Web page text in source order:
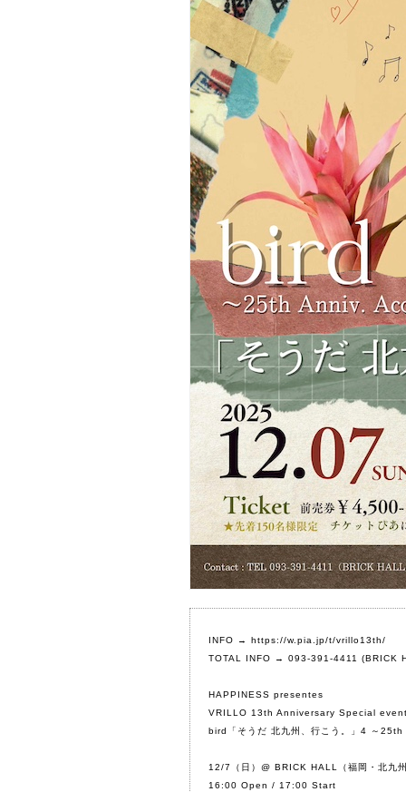
INFO → https://w.pia.jp/t/vrillo13th/
TOTAL INFO → 093-391-4411 (BRICK
HAPPINESS presentes
VRILLO 13th Anniversary Special
bird「そうだ 北九州、行こう。」4 ～
12/7（日）@ BRICK HALL（福岡・北九
16:00 Open / 17:00 Start